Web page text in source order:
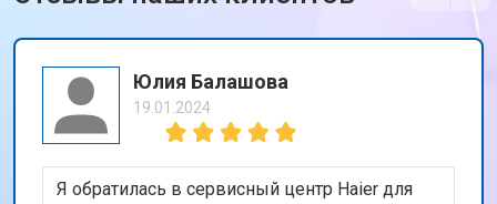
Юлия Балашова
19.01.2024
Я обратилась в сервисный центр Haier для